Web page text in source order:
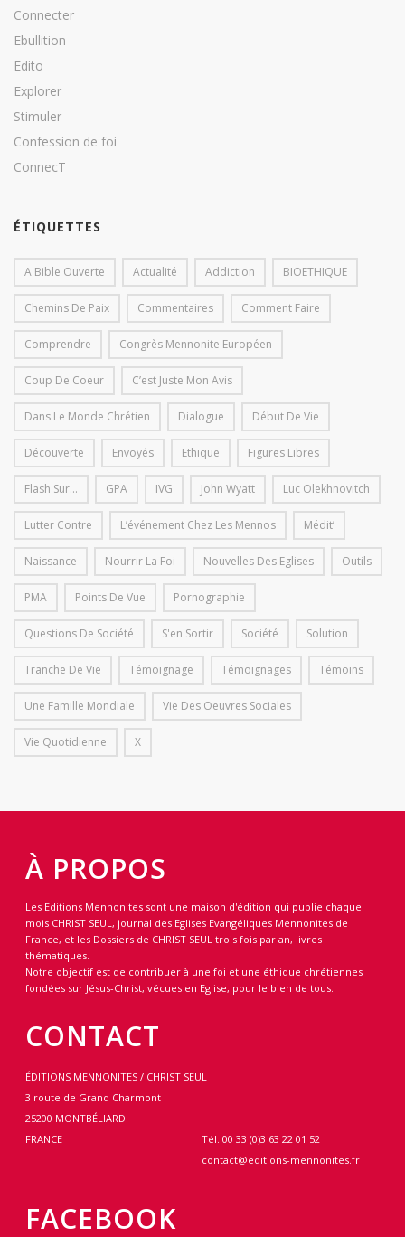
Connecter
Ebullition
Edito
Explorer
Stimuler
Confession de foi
ConnecT
ÉTIQUETTES
A Bible Ouverte Actualité Addiction BIOETHIQUE
Chemins De Paix Commentaires Comment Faire
Comprendre Congrès Mennonite Européen
Coup De Coeur C’est Juste Mon Avis
Dans Le Monde Chrétien Dialogue Début De Vie
Découverte Envoyés Ethique Figures Libres
Flash Sur... GPA IVG John Wyatt Luc Olekhnovitch
Lutter Contre L’événement Chez Les Mennos Médit’
Naissance Nourrir La Foi Nouvelles Des Eglises Outils
PMA Points De Vue Pornographie
Questions De Société S'en Sortir Société Solution
Tranche De Vie Témoignage Témoignages Témoins
Une Famille Mondiale Vie Des Oeuvres Sociales
Vie Quotidienne X
À PROPOS
Les Editions Mennonites sont une maison d'édition qui publie chaque
mois CHRIST SEUL, journal des Eglises Evangéliques Mennonites de
France, et les Dossiers de CHRIST SEUL trois fois par an, livres
thématiques.
Notre objectif est de contribuer à une foi et une éthique chrétiennes
fondées sur Jésus-Christ, vécues en Eglise, pour le bien de tous.
CONTACT
ÉDITIONS MENNONITES / CHRIST SEUL
3 route de Grand Charmont
25200 MONTBÉLIARD
FRANCE
Tél. 00 33 (0)3 63 22 01 52
contact@editions-mennonites.fr
FACEBOOK